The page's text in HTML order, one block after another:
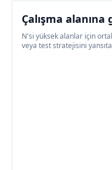
Çalışma
N'si yüksek alanlar için
veya test stratejisini